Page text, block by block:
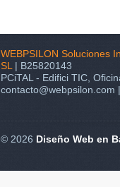
WEBPSILON Soluciones
SL | B25820143
PCiTAL - Edifici TIC,
contacto@webpsilon.com
© 2026 Diseño Web en